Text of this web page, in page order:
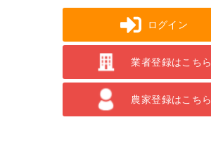
ログイン
業者登録はこちら
農家登録はこちら